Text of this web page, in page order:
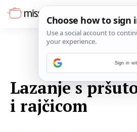
Lazanje s
i rajčicom
Sign in